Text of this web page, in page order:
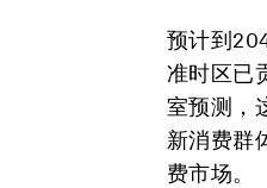
预计到
准时区已
室预测，
新消费群
费市场。